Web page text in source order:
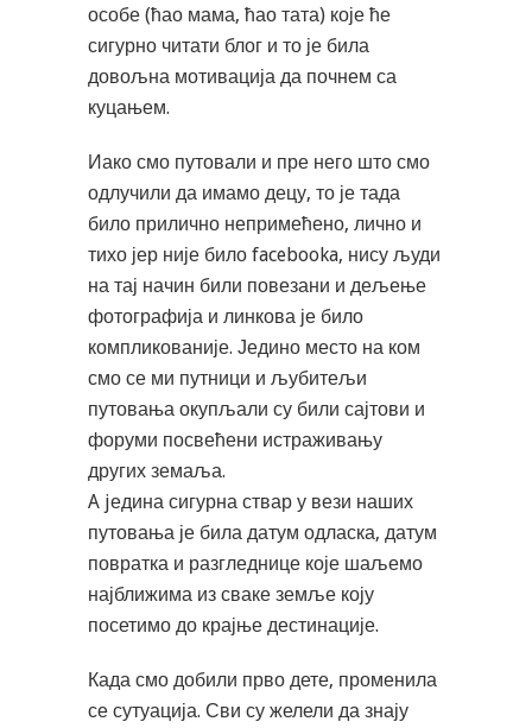
особе (ћао мама, ћао тата) које ће
сигурно читати блог и то је била
довољна мотивација да почнем са
куцањем.
Иако смо путовали и пре него што смо
одлучили да имамо децу, то је тада
било прилично непримећено, лично и
тихо јер није било facebooka, нису људи
на тај начин били повезани и дељење
фотографија и линкова је било
компликованије. Једино место на ком
смо се ми путници и љубитељи
путовања окупљали су били сајтови и
форуми посвећени истраживању
других земаља.
A jедина сигурна ствар у вези наших
путовања је била датум одласка, датум
повратка и разгледнице које шаљемо
најближима из сваке земље коју
посетимо до крајње дестинације.
Када смо добили прво дете, променила
се сутуација. Сви су желели да знају